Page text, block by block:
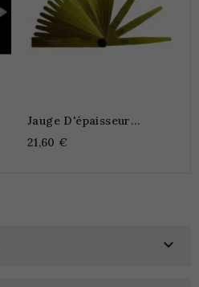
Jauge D'épaisseur
Amagnétique
21,60 €
